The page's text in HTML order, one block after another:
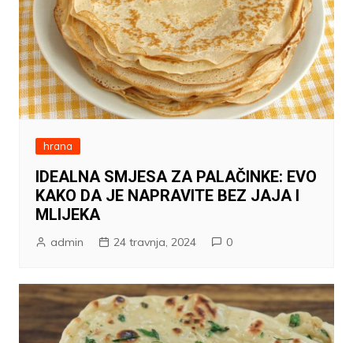
hrana
IDEALNA SMJESA ZA PALAČINKE: EVO
KAKO DA JE NAPRAVITE BEZ JAJA I
MLIJEKA
admin 24 travnja, 2024 0